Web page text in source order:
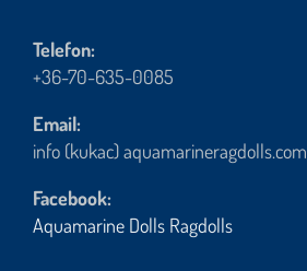
Telefon:
+36-70-635-0085
Email:
info (kukac) aquamarineragdolls.com
Facebook:
Aquamarine Dolls Ragdolls